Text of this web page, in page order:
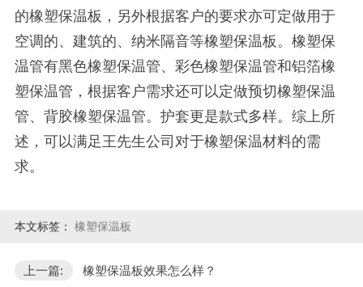
的橡塑保温板，另外根据客户的要求亦可定做用于
空调的、建筑的、纳米隔音等橡塑保温板。橡塑保
温管有黑色橡塑保温管、彩色橡塑保温管和铝箔橡
塑保温管，根据客户需求还可以定做预切橡塑保温
管、背胶橡塑保温管。护套更是款式多样。综上所
述，可以满足王先生公司对于橡塑保温材料的需
求。
本文标签： 橡塑保温板
上一篇: 橡塑保温板效果怎么样？